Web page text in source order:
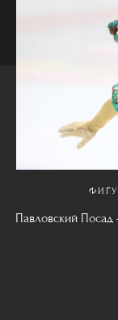
Павловский